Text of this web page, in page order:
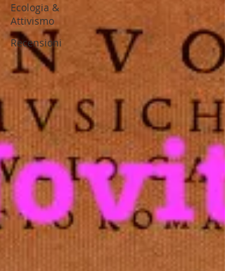
Ecologia &
Attivismo
Recensioni